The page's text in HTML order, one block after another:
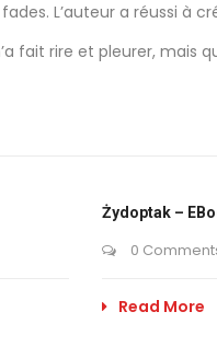
L’auteur a réussi à
fait rire et pleurer, mais
Żydoptak –
0
Read More